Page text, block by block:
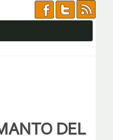
DEL